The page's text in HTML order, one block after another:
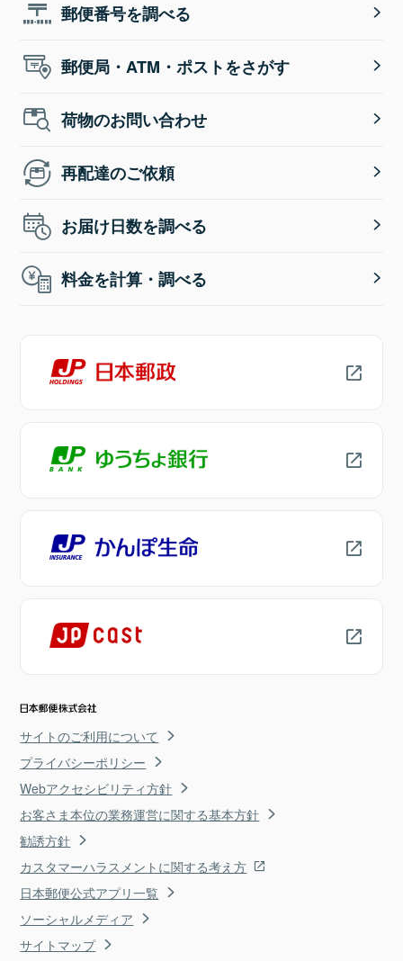
郵便番号を調べる
郵便局・ATM・ポストをさがす
荷物のお問い合わせ
再配達のご依頼
お届け日数を調べる
料金を計算・調べる
サイトのご利用について
プライバシーポリシー
Webアクセシビリティ方針
お客さま本位の業務運営に関する基本方針
勧誘方針
カスタマーハラスメントに関する考え方
日本郵便公式アプリ一覧
ソーシャルメディア
サイトマップ